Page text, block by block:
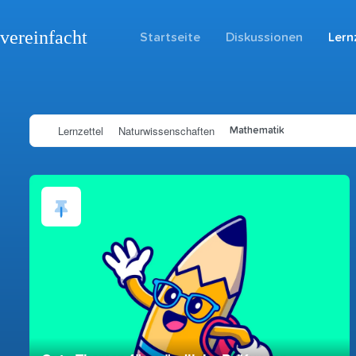
vereinfacht Startseite Diskussionen
Lernzettel Naturwissenschaften Mathematik